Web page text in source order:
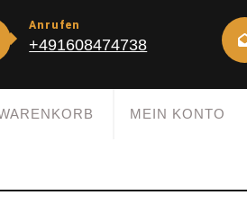
Anrufen
+491608474738
MEIN KONTO